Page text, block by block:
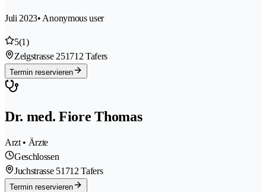
Juli 2023• Anonymous user
5(1)
Zelgstrasse 251712 Tafers
Termin reservieren
Dr. med. Fiore Thomas
Arzt • Ärzte
Geschlossen
Juchstrasse 51712 Tafers
Termin reservieren